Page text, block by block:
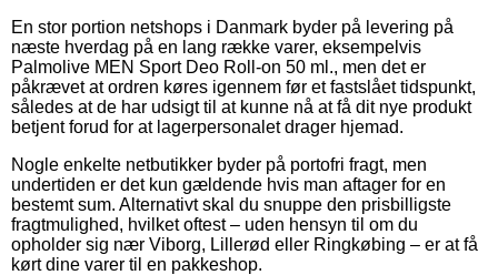
En stor portion netshops i Danmark byder på levering på
næste hverdag på en lang række varer, eksempelvis
Palmolive MEN Sport Deo Roll-on 50 ml., men det er
påkrævet at ordren køres igennem før et fastslået tidspunkt,
således at de har udsigt til at kunne nå at få dit nye produkt
betjent forud for at lagerpersonalet drager hjemad.
Nogle enkelte netbutikker byder på portofri fragt, men
undertiden er det kun gældende hvis man aftager for en
bestemt sum. Alternativt skal du snuppe den prisbilligste
fragtmulighed, hvilket oftest – uden hensyn til om du
opholder sig nær Viborg, Lillerød eller Ringkøbing – er at få
kørt dine varer til en pakkeshop.